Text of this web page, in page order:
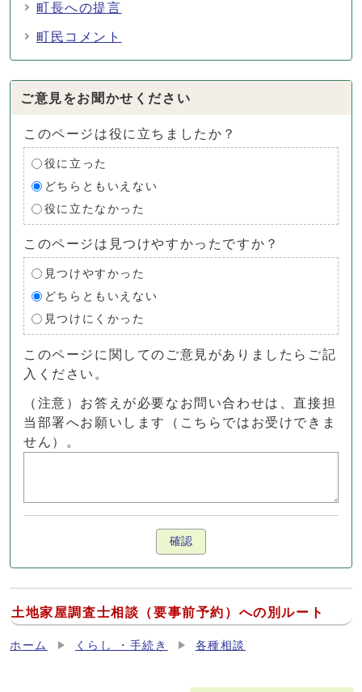
町長への提言
町民コメント
ご意見をお聞かせください
このページは役に立ちましたか？
役に立った
どちらともいえない
役に立たなかった
このページは見つけやすかったですか？
見つけやすかった
どちらともいえない
見つけにくかった
このページに関してのご意見がありましたらご記
入ください。
（注意）お答えが必要なお問い合わせは、直接担
当部署へお願いします（こちらではお受けできま
せん）。
確認
土地家屋調査士相談（要事前予約）への別ルート
ホーム くらし ・手続き 各種相談